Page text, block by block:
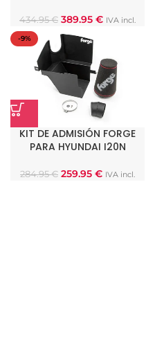
434.95€ 389.95 € IVA incl.
-9%
KIT DE ADMISIÓN FORGE
PARA HYUNDAI I20N
284.95€ 259.95 € IVA incl.